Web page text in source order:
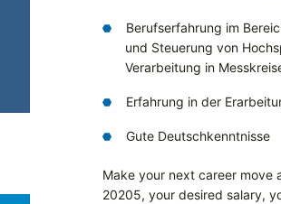
Berufserfahrung im
und Steuerung von
Verarbeitung in
Erfahrung in der
Gute Deutschkenntnisse
Make your next career move
20205, your desired salary,